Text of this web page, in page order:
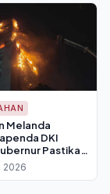
Melanda
DKI
Pastikan
Aman Berkat
Digital
2026